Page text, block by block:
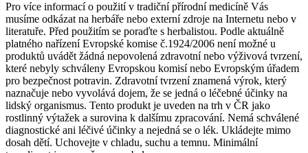
Pro více informací o použití v tradiční přírodní medicíně Vás
musíme odkázat na herbáře nebo externí zdroje na Internetu nebo v
literatuře. Před použitím se poraďte s herbalistou. Podle aktuálně
platného nařízení Evropské komise č.1924/2006 není možné u
produktů uvádět žádná nepovolená zdravotní nebo výživová tvrzení,
které nebyly schváleny Evropskou komisí nebo Evropským úřadem
pro bezpečnost potravin. Zdravotní tvrzení znamená výrok, který
naznačuje nebo vyvolává dojem, že se jedná o léčebné účinky na
lidský organismus. Tento produkt je uveden na trh v ČR jako
rostlinný výtažek a surovina k dalšímu zpracování. Nemá schválené
diagnostické ani léčivé účinky a nejedná se o lék. Ukládejte mimo
dosah dětí. Uchovejte v chladu, suchu a temnu. Minimální